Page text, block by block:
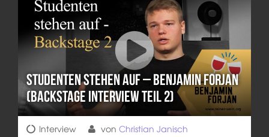
Studenten stehen auf – Benjamin Forjan
(Backstage Interview Teil 2)
Interview von Christian Janisch